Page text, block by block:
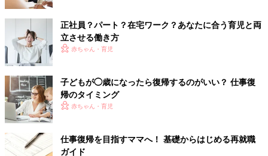
正社員？パート？在宅ワーク？あなたに合う育児と両
立させる働き方
赤ちゃん・育児
子どもが◯歳になったら復帰するのがいい？ 仕事復
帰のタイミング
赤ちゃん・育児
仕事復帰を目指すママへ！ 基礎からはじめる再就職
ガイド